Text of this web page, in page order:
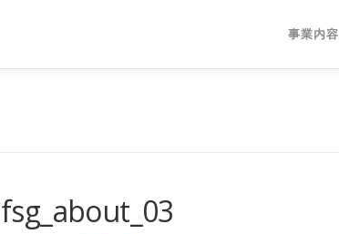
事業内容
fsg_about_03